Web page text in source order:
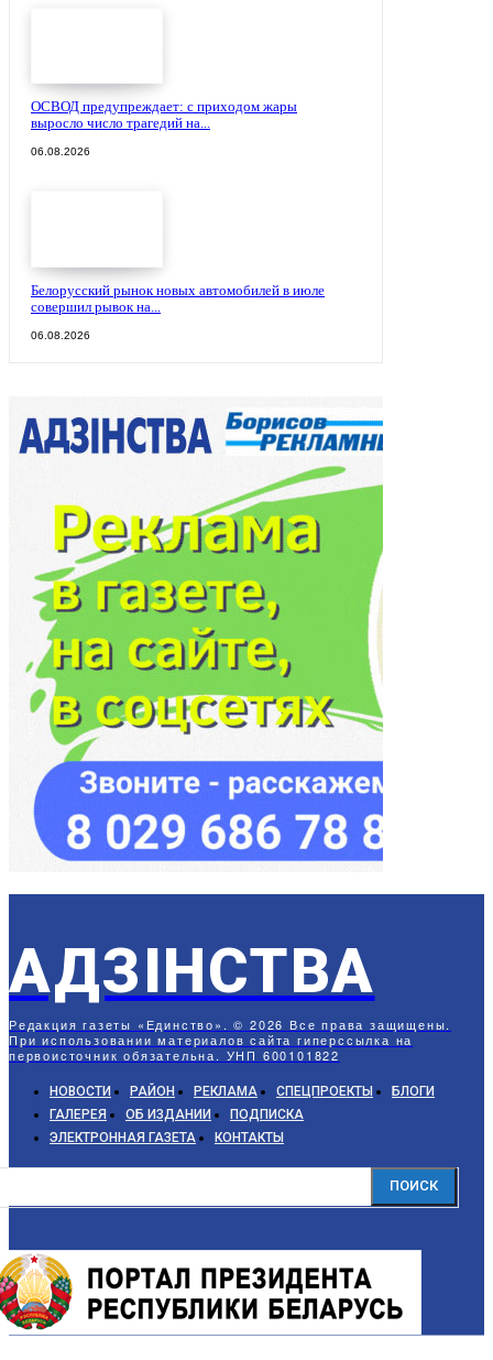
ОСВОД предупреждает: с приходом жары
выросло число трагедий на...
06.08.2026
Белорусский рынок новых автомобилей в июле
совершил рывок на...
06.08.2026
АДЗIНСТВА
Редакция газеты «Единство». © 2026 Все права защищены.
При использовании материалов сайта гиперссылка на
первоисточник обязательна. УНП 600101822
НОВОСТИ РАЙОН РЕКЛАМА СПЕЦПРОЕКТЫ
БЛОГИ
ГАЛЕРЕЯ
ОБ ИЗДАНИИ
ПОДПИСКА
ЭЛЕКТРОННАЯ ГАЗЕТА
КОНТАКТЫ
ПОИСК